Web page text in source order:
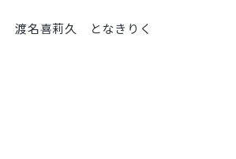
渡名喜莉久 となきりく